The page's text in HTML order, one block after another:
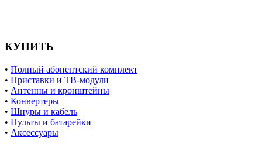
КУПИТЬ
• Полный абонентский комплект
• Приставки и ТВ-модули
• Антенны и кронштейны
• Конвертеры
• Шнуры и кабель
• Пульты и батарейки
• Аксессуары